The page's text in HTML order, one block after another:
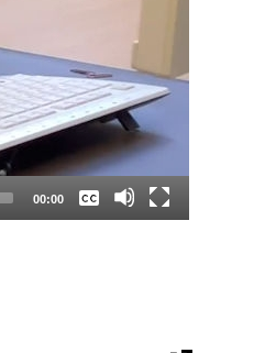
00:00
Keine
Deutsch